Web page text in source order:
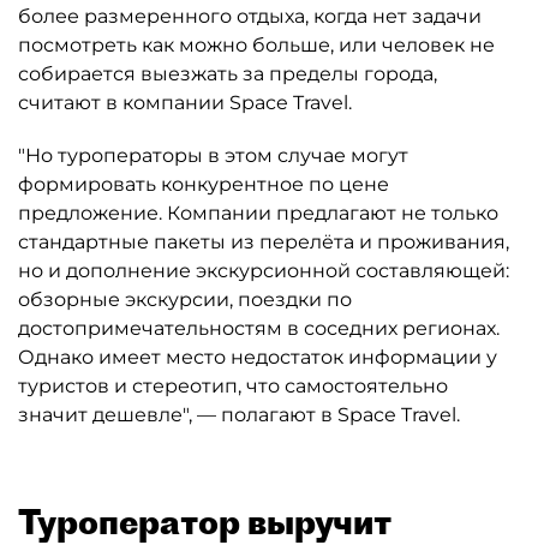
более размеренного отдыха, когда нет задачи
посмотреть как можно больше, или человек не
собирается выезжать за пределы города,
считают в компании Space Travel.
"Но туроператоры в этом случае могут
формировать конкурентное по цене
предложение. Компании предлагают не только
стандартные пакеты из перелёта и проживания,
но и дополнение экскурсионной составляющей:
обзорные экскурсии, поездки по
достопримечательностям в соседних регионах.
Однако имеет место недостаток информации у
туристов и стереотип, что самостоятельно
значит дешевле", — полагают в Space Travel.
Туроператор выручит